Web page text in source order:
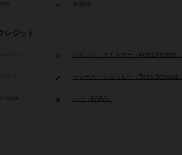
価格 未登録
レジット
ムデザイン ハインツ・マイスター（Heinz Meister）
トワーク ティース・シュワルツ（Thies Schwarz）
ハバ（HABA）